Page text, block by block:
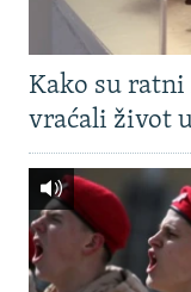
Kako su
vraćali život